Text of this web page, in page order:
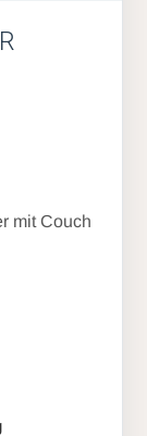
mit Couch